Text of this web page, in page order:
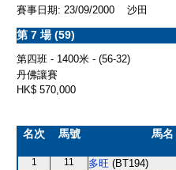
賽事日期: 23/09/2000 沙田
第 7 場 (59)
第四班 - 1400米 - (56-32)
丹佛讓賽
HK$ 570,000
名次 馬號 馬名
1 11 多旺 (BT194)